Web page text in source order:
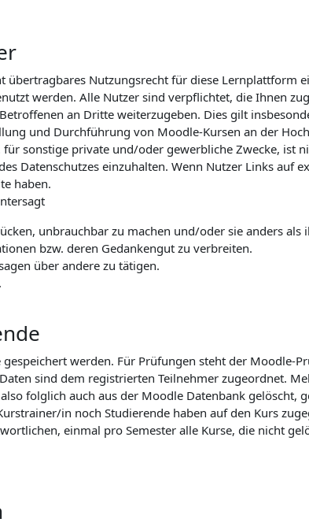
Nutzungsrecht für diese Lernplattform
werden. Alle Nutzer sind verpflichtet, die Ihnen
an Dritte weiterzugeben. Dies gilt
und Durchführung von Moodle-Kursen an der
sonstige private und/oder gewerbliche Zwecke, ist
Datenschutzes einzuhalten. Wenn Nutzer Links auf
haben.
unbrauchbar zu machen und/oder sie anders
bzw. deren Gedankengut zu verbreiten.
über andere zu tätigen.
werden. Für Prüfungen steht der Moodle-
sind dem registrierten Teilnehmer zugeordnet.
folglich auch aus der Moodle Datenbank gelöscht,
in noch Studierende haben auf den Kurs
einmal pro Semester alle Kurse, die nicht